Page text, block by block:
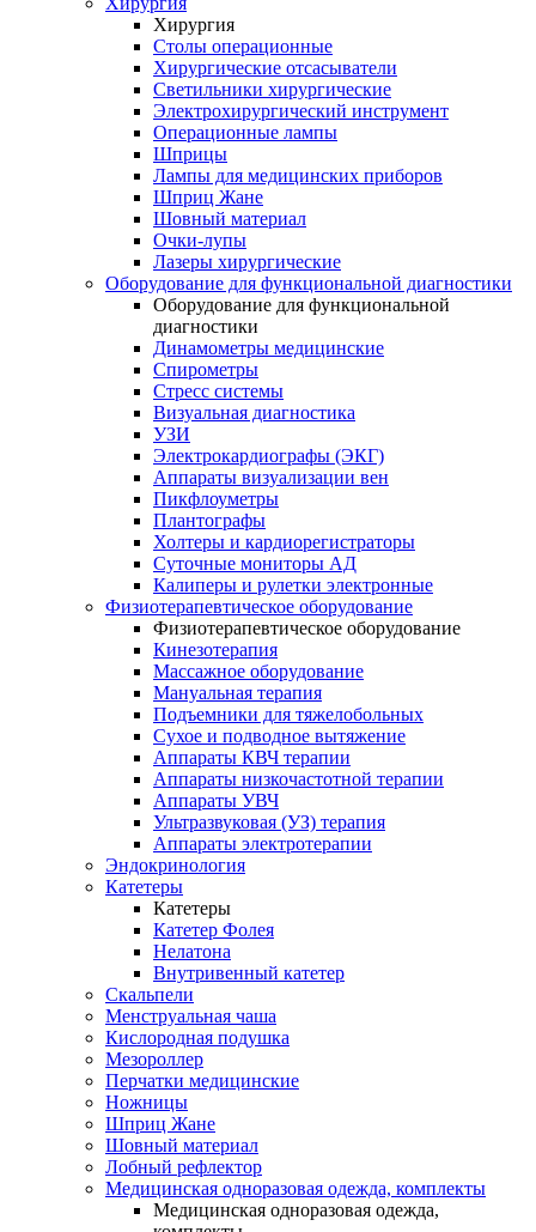
Хирургия
Столы операционные
Хирургические отсасыватели
Светильники хирургические
Электрохирургический инструмент
Операционные лампы
Шприцы
Лампы для медицинских приборов
Шприц Жане
Шовный материал
Очки-лупы
Лазеры хирургические
Оборудование для функциональной диагностики
Оборудование для функциональной
диагностики
Динамометры медицинские
Спирометры
Стресс системы
Визуальная диагностика
УЗИ
Электрокардиографы (ЭКГ)
Аппараты визуализации вен
Пикфлоуметры
Плантографы
Холтеры и кардиорегистраторы
Суточные мониторы АД
Калиперы и рулетки электронные
Физиотерапевтическое оборудование
Физиотерапевтическое оборудование
Кинезотерапия
Массажное оборудование
Мануальная терапия
Подъемники для тяжелобольных
Сухое и подводное вытяжение
Аппараты КВЧ терапии
Аппараты низкочастотной терапии
Аппараты УВЧ
Ультразвуковая (УЗ) терапия
Аппараты электротерапии
Эндокринология
Катетеры
Катетеры
Катетер Фолея
Нелатона
Внутривенный катетер
Скальпели
Менструальная чаша
Кислородная подушка
Мезороллер
Перчатки медицинские
Ножницы
Шприц Жане
Шовный материал
Лобный рефлектор
Медицинская одноразовая одежда, комплекты
Медицинская одноразовая одежда,